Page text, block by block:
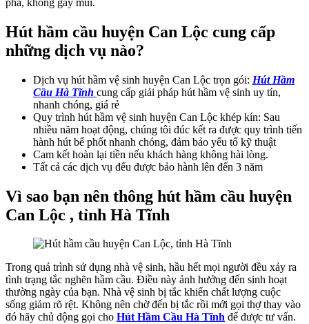
Hút hầm cầu huyện Can Lộc cung cấp
những dịch vụ nào?
Dịch vụ hút hầm vệ sinh huyện Can Lộc trọn gói: Hút Hầm
Cầu Hà Tĩnh cung cấp giải pháp hút hầm vệ sinh uy tín,
nhanh chóng, giá rẻ
Quy trình hút hầm vệ sinh huyện Can Lộc khép kín: Sau
nhiều năm hoạt động, chúng tôi đúc kết ra được quy trình tiến
hành hút bể phốt nhanh chóng, đảm bảo yếu tố kỹ thuật
Cam kết hoàn lại tiền nếu khách hàng không hài lòng.
Tất cả các dịch vụ đểu được bảo hành lên đến 3 năm
Vì sao bạn nên thông hút hầm cầu huyện
Can Lộc , tỉnh Hà Tĩnh
Trong quá trình sử dụng nhà vệ sinh, hầu hết mọi người đều xảy ra
tình trạng tắc nghẽn hầm cầu. Điều này ảnh hưởng đến sinh hoạt
thường ngày của bạn. Nhà vệ sinh bị tắc khiến chất lượng cuộc
sống giảm rõ rệt. Không nên chờ đến bị tắc rồi mới gọi thợ thay vào
đó hãy chủ động gọi cho Hút Hầm Cầu Hà Tĩnh để được tư vấn.